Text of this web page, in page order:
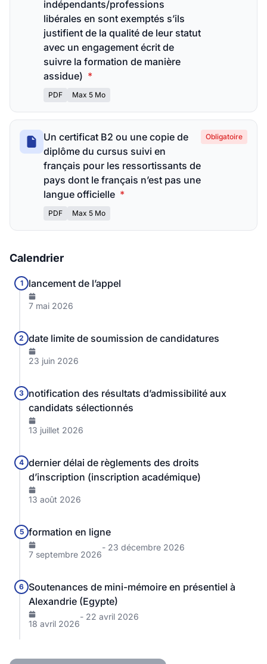
indépendants/professions
libérales en sont exemptés s’ils
justifient de la qualité de leur statut
avec un engagement écrit de
suivre la formation de manière
assidue) *
PDF Max 5 Mo
Un certificat B2 ou une copie de
diplôme du cursus suivi en
français pour les ressortissants de
pays dont le français n’est pas une
langue officielle *
PDF Max 5 Mo
Obligatoire
Calendrier
1 lancement de l’appel
7 mai 2026
2 date limite de soumission de candidatures
23 juin 2026
3 notification des résultats d’admissibilité aux
candidats sélectionnés
13 juillet 2026
4 dernier délai de règlements des droits
d’inscription (inscription académique)
13 août 2026
5 formation en ligne
7 septembre 2026
- 23 décembre 2026
6 Soutenances de mini-mémoire en présentiel à
Alexandrie (Egypte)
18 avril 2026
- 22 avril 2026